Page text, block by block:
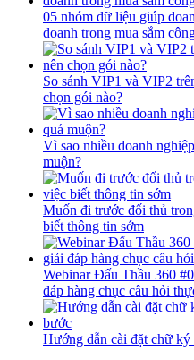
05 nhóm dữ liệu giúp
doanh trong mua sắm
So sánh VIP1 và VIP2
chọn gói nào?
Vì sao nhiều doanh
muộn?
Muốn đi trước đối thủ
biết thông tin sớm
Webinar Đấu Thầu 360
đáp hàng chục câu hỏi
Hướng dẫn cài đặt chữ